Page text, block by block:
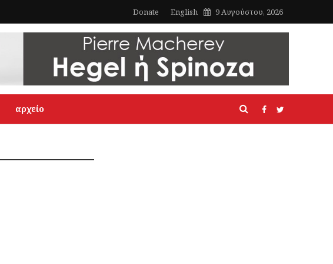
Donate English 9 Αυγούστου, 2026
αρχείο